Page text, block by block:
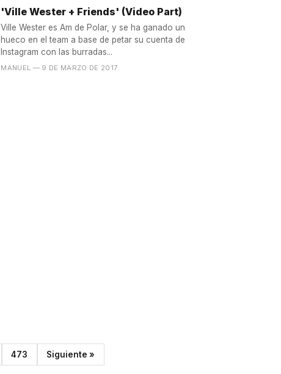
'Ville Wester + Friends' (Video Part)
Ville Wester es Am de Polar, y se ha ganado un
hueco en el team a base de petar su cuenta de
Instagram con las burradas...
MANUEL — 9 DE MARZO DE 2017
473 Siguiente »